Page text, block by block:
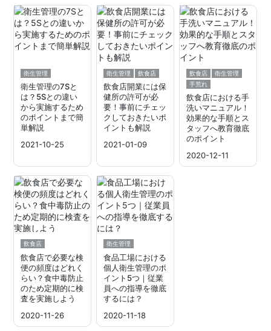
衛生管理
衛生管理の7Sと
は？5Sとの違い
から実施するため
のポイントまで簡
単解説
2021-10-25
衛生管理 飲食店
飲食店開業には保
健所の許可が必
要！事前にチェッ
クしておきたいポ
イントも解説
2021-01-09
飲食店
衛生管理
手荒れ
飲食店における手
洗いマニュアル！
効果的な手順とス
タッフへ教育徹底
のポイント
2020-12-11
飲食店
飲食店で必要な検
便の頻度はどれく
らい？食中毒防止
のため定期的に検
査を実施しよう
2020-11-26
衛生管理
食品工場における
個人衛生管理のポ
イント5つ｜従業
員への指導を徹底
するには？
2020-11-18